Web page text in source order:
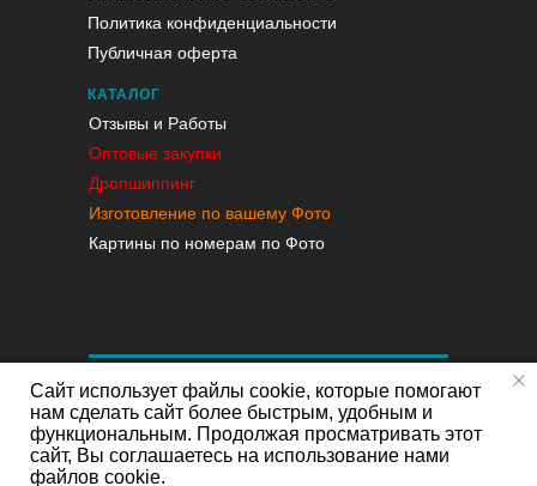
Политика конфиденциальности
Публичная оферта
КАТАЛОГ
Отзывы и Работы
Оптовые закупки
Дропшиппинг
Изготовление по вашему Фото
Картины по номерам по Фото
Сайт использует файлы cookie, которые помогают
нам сделать сайт более быстрым, удобным и
функциональным. Продолжая просматривать этот
сайт, Вы соглашаетесь на использование нами
файлов cookie.